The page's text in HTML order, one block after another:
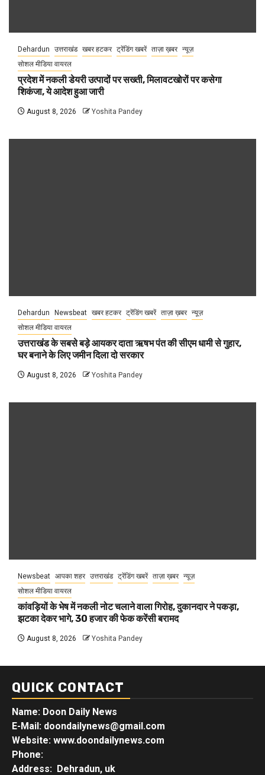
Dehardun उत्तराखंड खबर हटकर ट्रेंडिंग खबरें ताज़ा ख़बर न्यूज़
सोशल मीडिया वायरल
प्रदेश में नकली डेयरी उत्पादों पर सख्ती, मिलावटखोरों पर कसेगा
शिकंजा, ये आदेश हुआ जारी
August 8, 2026 Yoshita Pandey
Dehardun Newsbeat खबर हटकर ट्रेंडिंग खबरें ताज़ा ख़बर न्यूज़
सोशल मीडिया वायरल
उत्तराखंड के सबसे बड़े आयकर दाता ऋषभ पंत की सीएम धामी से गुहार,
घर बनाने के लिए जमीन दिला दो सरकार
August 8, 2026 Yoshita Pandey
Newsbeat आपका शहर उत्तराखंड ट्रेंडिंग खबरें ताज़ा ख़बर न्यूज़
सोशल मीडिया वायरल
कांवड़ियों के भेष में नकली नोट चलाने वाला गिरोह, दुकानदार ने पकड़ा,
झटका देकर भागे, 30 हजार की फेक करेंसी बरामद
August 8, 2026 Yoshita Pandey
QUICK CONTACT
Name: Doon Daily News
E-Mail: doondailynews@gmail.com
Website: www.doondailynews.com
Phone:
Address: Dehradun, uk